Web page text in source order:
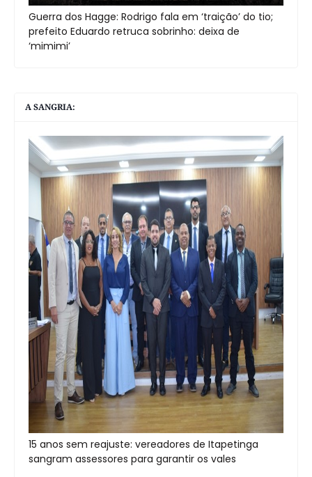
Guerra dos Hagge: Rodrigo fala em ‘traição’ do tio;
prefeito Eduardo retruca sobrinho: deixa de
‘mimimi’
A SANGRIA:
15 anos sem reajuste: vereadores de Itapetinga
sangram assessores para garantir os vales